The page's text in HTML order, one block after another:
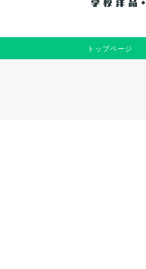
トップページ